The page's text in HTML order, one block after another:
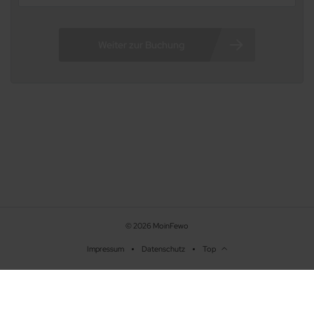
© 2026 MoinFewo
Impressum Datenschutz Top